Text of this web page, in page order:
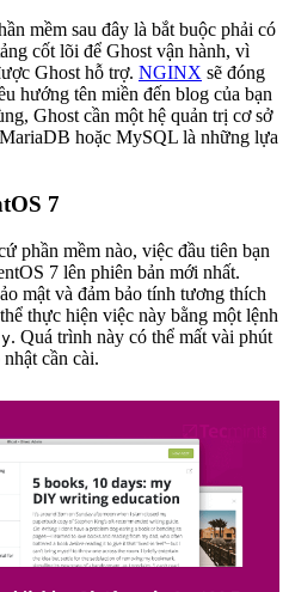
mềm sau đây là bắt buộc phải có
cốt lõi để Ghost vận hành, vì
Ghost hỗ trợ. NGINX sẽ đóng
hướng tên miền đến blog của bạn
Ghost cần một hệ quản trị cơ sở
hoặc MySQL là những lựa
7
phần mềm nào, việc đầu tiên bạn
7 lên phiên bản mới nhất.
mật và đảm bảo tính tương thích
thực hiện việc này bằng một lệnh
. Quá trình này có thể mất vài phút
cần cài.